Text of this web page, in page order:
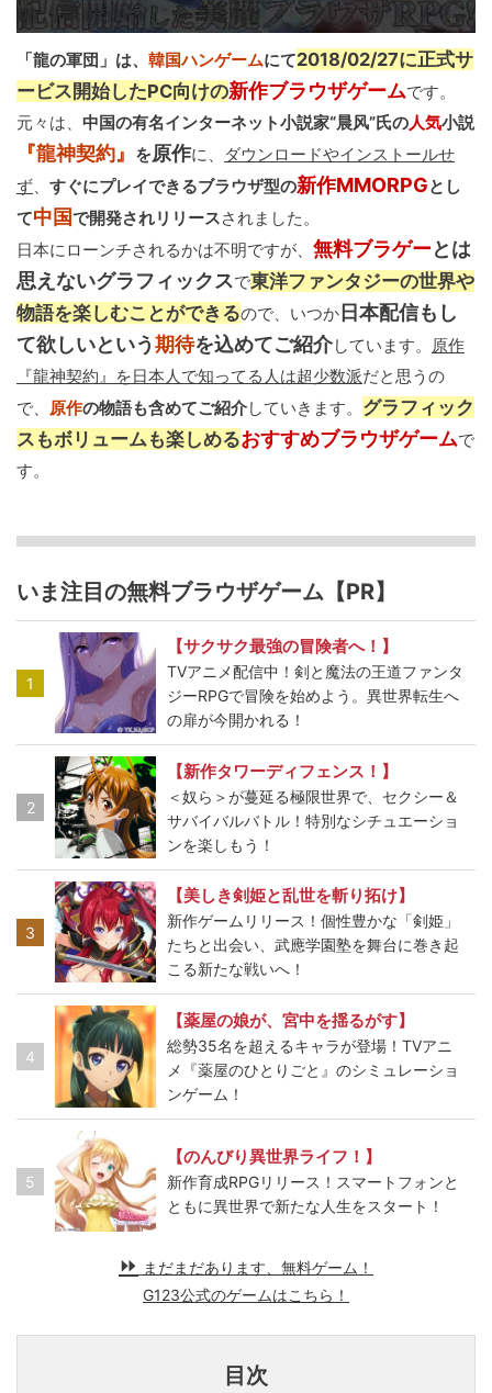
「龍の軍団」は、 韓国ハンゲームにて2018/02/27に正式サ
ービス開始したPC向けの新作ブラウザゲームです。
元々は、 中国の有名インターネット小説家“晨风”氏の人気小説
『龍神契約』 を原作に、
ダウンロードやインストールせ
ず、 すぐにプレイできるブラウザ型の新作MMORPGとし
て中国で開発されリリースされました。
日本にローンチされるかは不明ですが、 無料ブラゲーとは
思えないグラフィックスで東洋ファンタジーの世界や
物語を楽しむことができるので、いつか 日本配信もし
て欲しいという期待を込めてご紹介しています。 原作
『龍神契約』を日本人で知ってる人は超少数派だと思うの
で、 原作の物語も含めてご紹介していきます。 グラフィック
スもボリュームも楽しめるおすすめブラウザゲームで
す。
いま注目の無料ブラウザゲーム【PR】
1
【サクサク最強の冒険者へ！】
TVアニメ配信中！剣と魔法の王道ファンタ
ジーRPGで冒険を始めよう。異世界転生へ
の扉が今開かれる！
2
【新作タワーディフェンス！】
＜奴ら＞が蔓延る極限世界で、セクシー＆
サバイバルバトル！特別なシチュエーショ
ンを楽しもう！
3
【美しき剣姫と乱世を斬り拓け】
新作ゲームリリース！個性豊かな「剣姫」
たちと出会い、武應学園塾を舞台に巻き起
こる新たな戦いへ！
4
【薬屋の娘が、宮中を揺るがす】
総勢35名を超えるキャラが登場！TVアニ
メ『薬屋のひとりごと』のシミュレーショ
ンゲーム！
5
【のんびり異世界ライフ！】
新作育成RPGリリース！スマートフォンと
ともに異世界で新たな人生をスタート！
まだまだあります、無料ゲーム！
G123公式のゲームはこちら！
目次